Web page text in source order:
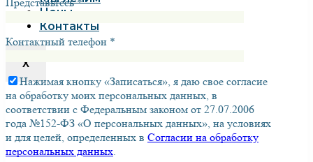
Цены
Контакты
X
Контактный телефон *
Нажимая кнопку «Записаться», я даю свое согласие
на обработку моих персональных данных, в
соответствии с Федеральным законом от 27.07.2006
года №152-ФЗ «О персональных данных», на условиях
и для целей, определенных в Согласии на обработку
персональных данных.